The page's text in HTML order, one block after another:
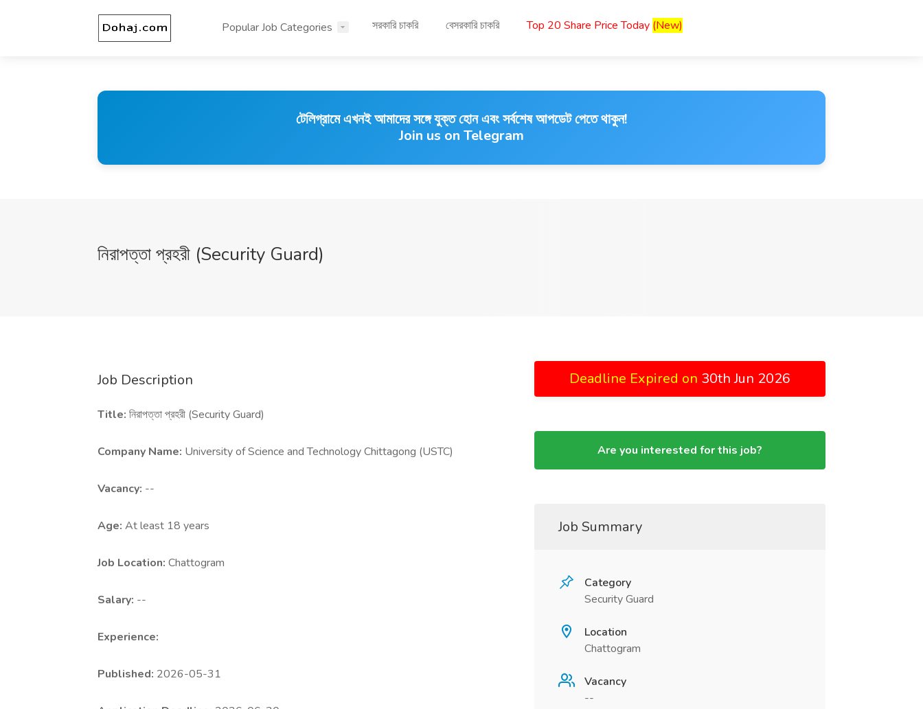
Popular Job Categories সরকারি চাকরি বেসরকারি চাকরি Top 20 Share Price Today (New)
টেলিগ্রামে এখনই আমাদের সঙ্গে যুক্ত হোন এবং সর্বশেষ আপডেট পেতে থাকুন!
Join us on Telegram
নিরাপত্তা প্রহরী (Security Guard)
Job Description
Title: নিরাপত্তা প্রহরী (Security Guard)
Company Name: University of Science and Technology Chittagong (USTC)
Vacancy: --
Age: At least 18 years
Job Location: Chattogram
Salary: --
Experience:
Published: 2026-05-31
Deadline Expired on 30th Jun 2026
Are you interested for this job?
Job Summary
Category
Security Guard
Location
Chattogram
Vacancy
--